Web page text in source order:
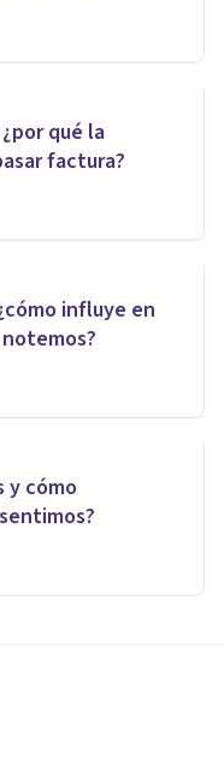
qué la
factura?
influye en
y cómo